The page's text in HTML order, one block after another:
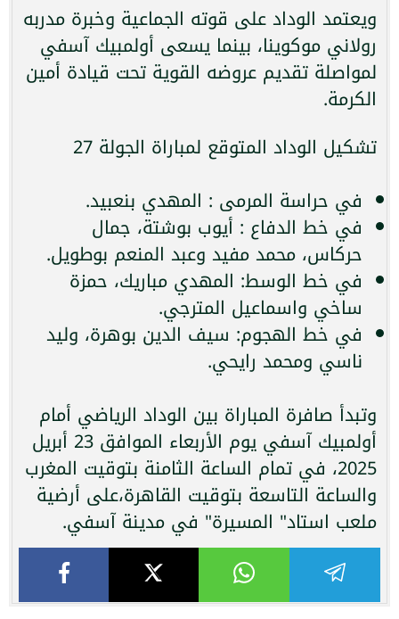
ويعتمد الوداد على قوته الجماعية وخبرة مدربه
رولاني موكوينا، بينما يسعى أولمبيك آسفي
لمواصلة تقديم عروضه القوية تحت قيادة أمين
الكرمة.
تشكيل الوداد المتوقع لمباراة الجولة 27
في حراسة المرمى : المهدي بنعبيد.
في خط الدفاع : أيوب بوشتة، جمال
حركاس، محمد مفيد وعبد المنعم بوطويل.
في خط الوسط: المهدي مباريك، حمزة
ساخي واسماعيل المترجي.
في خط الهجوم: سيف الدين بوهرة، وليد
ناسي ومحمد رايحي.
وتبدأ صافرة المباراة بين الوداد الرياضي أمام
أولمبيك آسفي يوم الأربعاء الموافق 23 أبريل
2025، في تمام الساعة الثامنة بتوقيت المغرب
والساعة التاسعة بتوقيت القاهرة،على أرضية
ملعب استاد" المسيرة" في مدينة آسفي.